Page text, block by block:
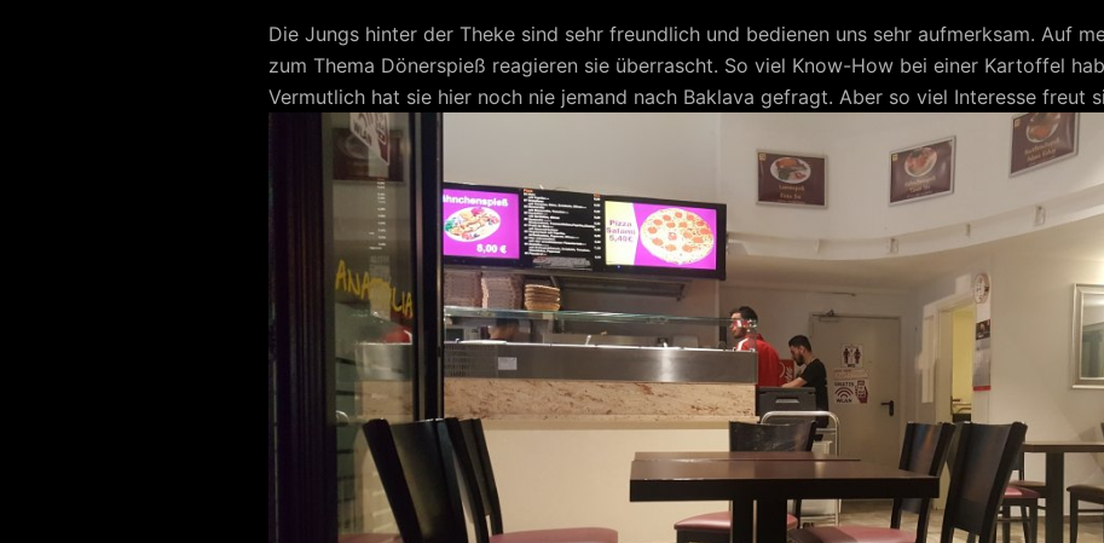
Die Jungs hinter der Theke sind sehr freundlich und bedienen uns sehr aufmerksam. Auf
zum Thema Dönerspieß reagieren sie überrascht. So viel Know-How bei einer Kartoffel
Vermutlich hat sie hier noch nie jemand nach Baklava gefragt. Aber so viel Interesse freut